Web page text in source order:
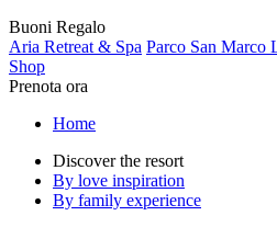
Buoni Regalo
Aria Retreat & Spa Parco San Marco
Shop
Prenota ora
Home
Discover the resort
By love inspiration
By family experience